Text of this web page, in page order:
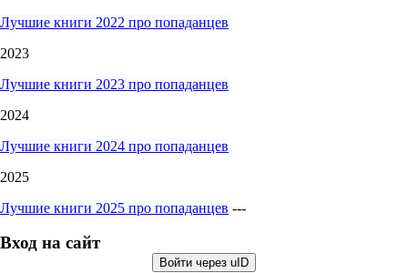
Лучшие книги 2022 про попаданцев
2023
Лучшие книги 2023 про попаданцев
2024
Лучшие книги 2024 про попаданцев
2025
Лучшие книги 2025 про попаданцев ---
Вход на сайт
Войти через uID